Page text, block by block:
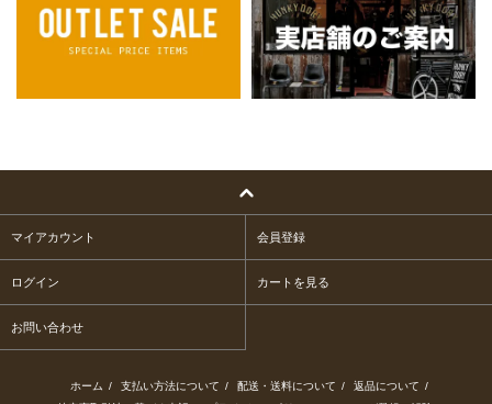
マイアカウント 会員登録
ログイン カートを見る
お問い合わせ
ホーム / 支払い方法について / 配送・送料について / 返品について /